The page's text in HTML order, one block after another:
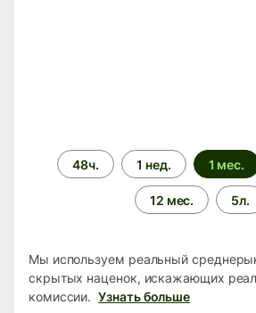
Период
времени
48ч. 1 нед. 1 мес.
12 мес. 5л.
Мы используем реальный
скрытых наценок, искажающих
комиссии. Узнать больше